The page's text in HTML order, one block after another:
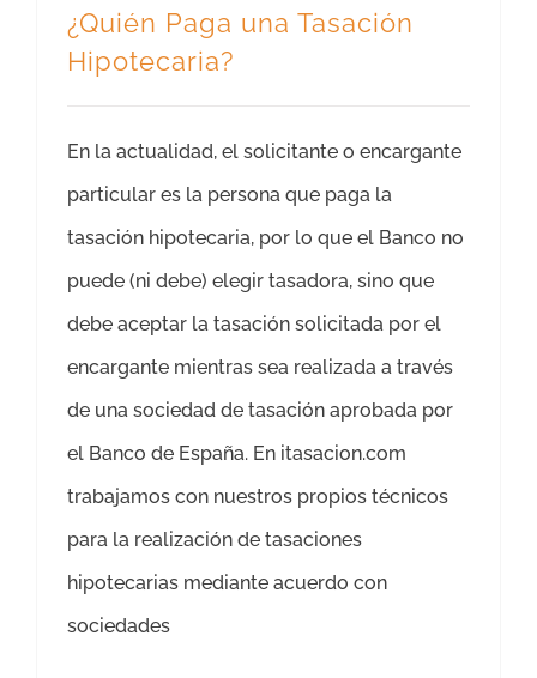
¿Quién Paga una Tasación
Hipotecaria?
En la actualidad, el solicitante o encargante
particular es la persona que paga la
tasación hipotecaria, por lo que el Banco no
puede (ni debe) elegir tasadora, sino que
debe aceptar la tasación solicitada por el
encargante mientras sea realizada a través
de una sociedad de tasación aprobada por
el Banco de España. En itasacion.com
trabajamos con nuestros propios técnicos
para la realización de tasaciones
hipotecarias mediante acuerdo con
sociedades